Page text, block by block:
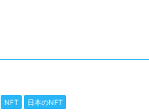
NFT 日本のNFT